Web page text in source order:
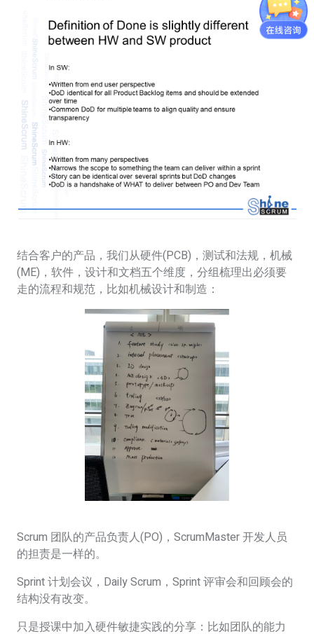
结合客户的产品，我们从硬件(PCB)，测试和法规，机械
(ME)，软件，设计和文档五个维度，分组梳理出必须要
走的流程和规范，比如机械设计和制造：
Scrum 团队的产品负责人(PO)，ScrumMaster 开发人员
的担责是一样的。
Sprint 计划会议，Daily Scrum，Sprint 评审会和回顾会的
结构没有改变。
只是授课中加入硬件敏捷实践的分享：比如团队的能力